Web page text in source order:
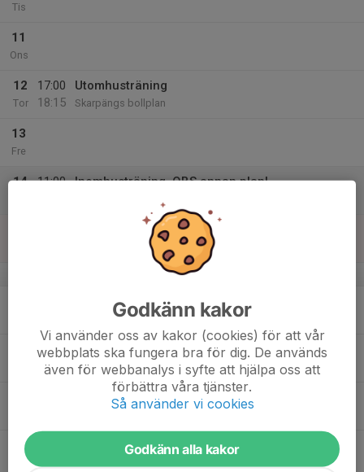
Tis
11
Ons
12
Tor
17:00
18:15
Utomhusträning
Skarpängs bollplan
13
Fre
14
11:00
Inomhusträning, OBS annan plan!
v.8
19
Tor
Utomhusträning
Godkänn kakor
Vi använder oss av kakor (cookies) för att vår
webbplats ska fungera bra för dig. De används
även för webbanalys i syfte att hjälpa oss att
förbättra våra tjänster.
Så använder vi cookies
Godkänn alla kakor